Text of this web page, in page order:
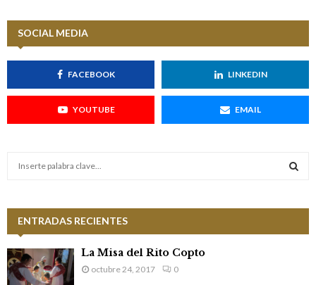
SOCIAL MEDIA
FACEBOOK LINKEDIN
YOUTUBE EMAIL
h
f
o
r
ENTRADAS RECIENTES
La Misa del Rito Copto
octubre 24, 2017 0